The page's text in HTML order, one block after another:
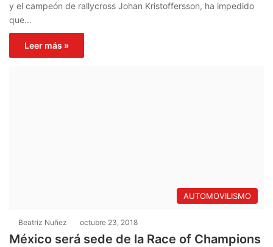
y el campeón de rallycross Johan Kristoffersson, ha impedido
que…
Leer más »
AUTOMOVILISMO
Beatriz Nuñez octubre 23, 2018
México será sede de la Race of Champions